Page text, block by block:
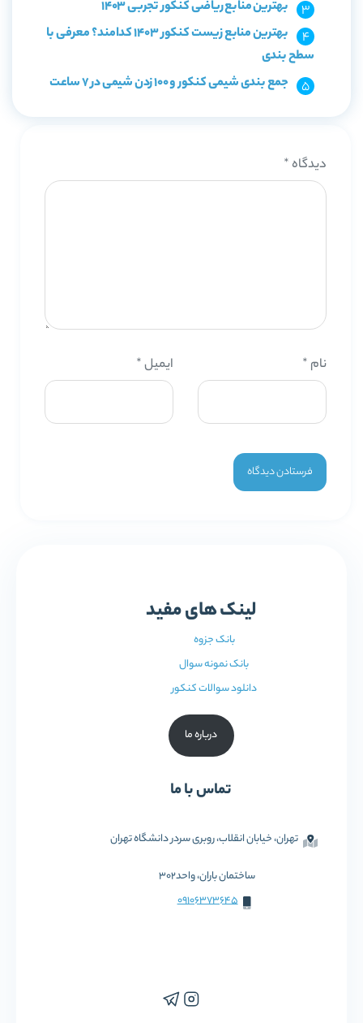
بهترین منابع ریاضی کنکور تجربی 1403
بهترین منابع زیست کنکور 1403 کدامند؟ معرفی با
سطح بندی
جمع بندی شیمی کنکور و 100 زدن شیمی در 7 ساعت
دیدگاه *
نام * ایمیل*
لینک های مفید
بانک جزوه
بانک نمونه سوال
دانلود سوالات کنکور
درباره ما
تماس با ما
تهران، خیابان انقلاب، روبری سردر دانشگاه تهران
ساختمان باران، واحد302
09106373645